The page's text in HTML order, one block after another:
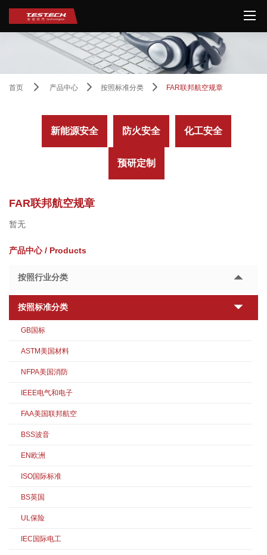
首页
关于我们
产品中心
技术服务
首页 产品中心 按照标准分类 FAR联邦航空规章
新能源安全 防火安全 化工安全
预研定制
产品中心 / Products
按照行业分类
按照标准分类
GB国标
ASTM美国材料
NFPA美国消防
IEEE电气和电子
FAA美国联邦航空
BSS波音
EN欧洲
ISO国际标准
BS英国
UL保险
IEC国际电工
FAR联邦航空规章
暂无